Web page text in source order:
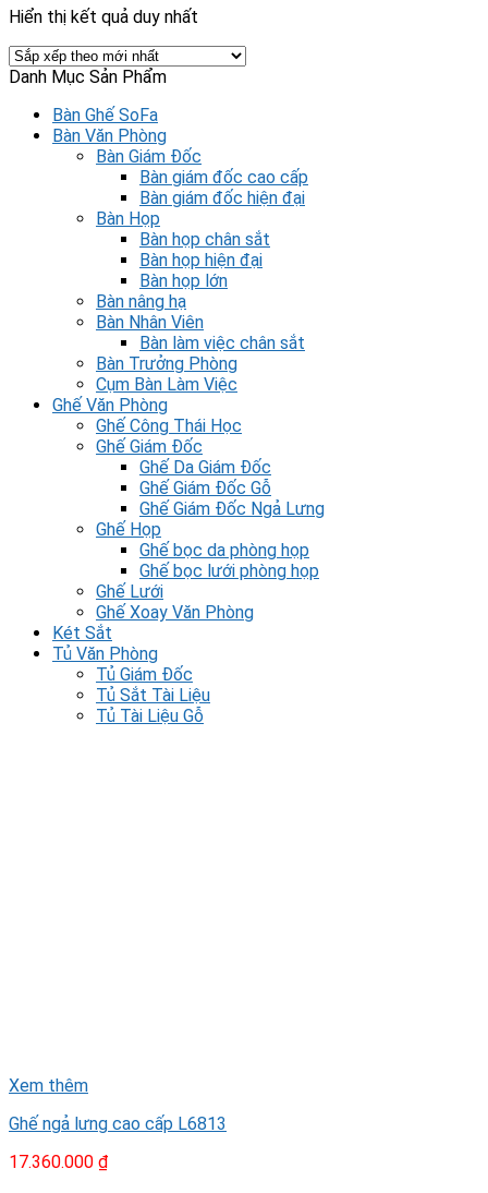
Hiển thị kết quả duy nhất
Danh Mục Sản Phẩm
Bàn Ghế SoFa
Bàn Văn Phòng
Bàn Giám Đốc
Bàn giám đốc cao cấp
Bàn giám đốc hiện đại​
Bàn Họp
Bàn họp chân sắt
Bàn họp hiện đại
Bàn họp lớn
Bàn nâng hạ
Bàn Nhân Viên
Bàn làm việc chân sắt
Bàn Trưởng Phòng
Cụm Bàn Làm Việc
Ghế Văn Phòng
Ghế Công Thái Học
Ghế Giám Đốc
Ghế Da Giám Đốc
Ghế Giám Đốc Gỗ
Ghế Giám Đốc Ngả Lưng
Ghế Họp
Ghế bọc da phòng họp
Ghế bọc lưới phòng họp
Ghế Lưới
Ghế Xoay Văn Phòng
Két Sắt
Tủ Văn Phòng
Tủ Giám Đốc
Tủ Sắt Tài Liệu
Tủ Tài Liệu Gỗ
Xem thêm
Ghế ngả lưng cao cấp L6813
17.360.000 ₫